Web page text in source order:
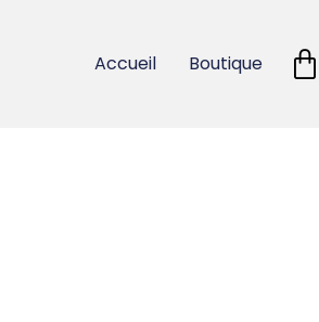
Accueil Boutique